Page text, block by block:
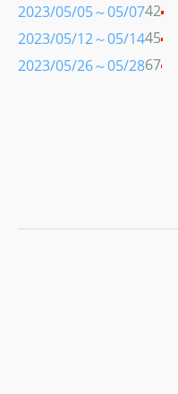
2023/05/05～05/0742
2023/05/12～05/1445
2023/05/26～05/2867